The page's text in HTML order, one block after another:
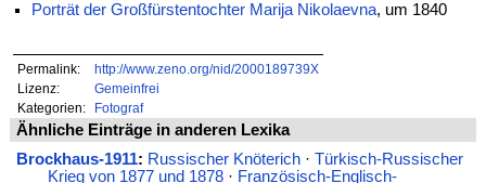
Porträt der Großfürstentochter Marija Nikolaevna, um 1840
Permalink:
http://www.zeno.org/nid/2000189739X
Lizenz:
Gemeinfrei
Kategorien:
Fotograf
Ähnliche Einträge in anderen Lexika
Brockhaus-1911: Russischer Knöterich· Türkisch-Russischer
Krieg von 1877 und 1878· Französisch-Englisch-